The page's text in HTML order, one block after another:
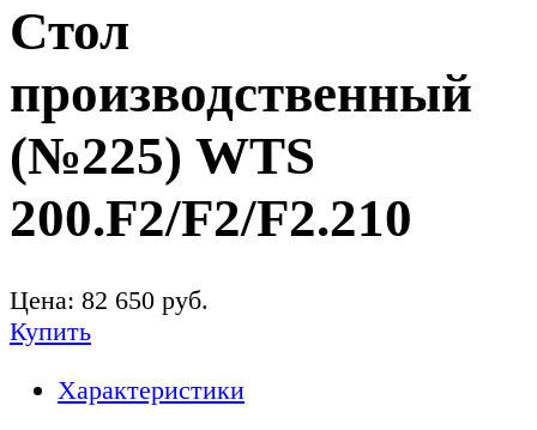
Стол
производственный
(№225) WTS
200.F2/F2/F2.210
Цена: 82 650 руб.
Купить
Характеристики